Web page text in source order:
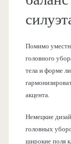
Помимо
головного
тела и форме
акцента.
Немецкие
головных
широкие поля